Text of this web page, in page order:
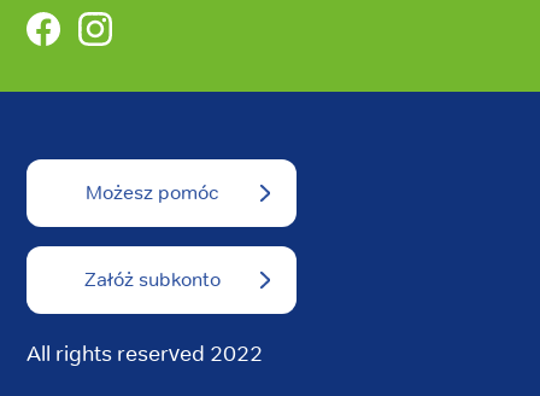
FacebookInstagram
Możesz pomóc
Załóż subkonto
All rights reserved 2022